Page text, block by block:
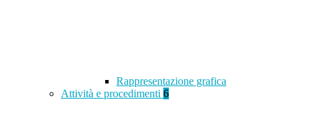
Rappresentazione grafica
Attività e procedimenti 6